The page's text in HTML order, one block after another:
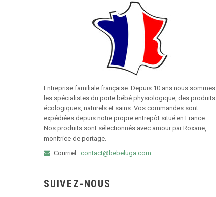
Entreprise familiale française. Depuis 10 ans nous sommes
les spécialistes du porte bébé physiologique, des produits
écologiques, naturels et sains. Vos commandes sont
expédiées depuis notre propre entrepôt situé en France.
Nos produits sont sélectionnés avec amour par Roxane,
monitrice de portage.
Courriel : contact@bebeluga.com
SUIVEZ-NOUS